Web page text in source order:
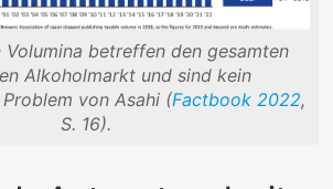
Volumina betreffen den gesamten
Alkoholmarkt und sind kein
von Asahi (Factbook 2022,
S. 16).